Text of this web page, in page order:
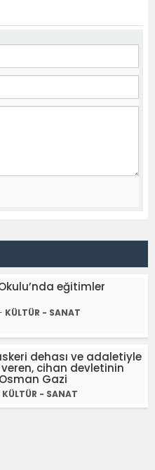
eğitimler
KÜLTÜR - SANAT
dehası ve adaletiyle
cihan devletinin
Gazi
KÜLTÜR - SANAT